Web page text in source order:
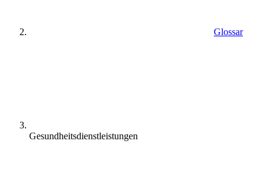
Glossar
Gesundheitsdienstleistungen